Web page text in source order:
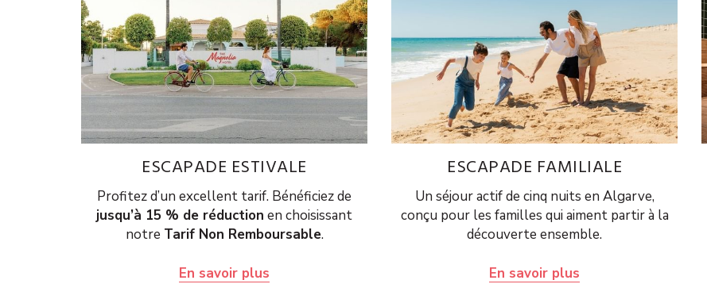
ESCAPADE ESTIVALE
Profitez d’un excellent tarif. Bénéficiez de
jusqu’à 15 % de réduction en choisissant
notre Tarif Non Remboursable.
En savoir plus
ESCAPADE FAMILIALE
Un séjour actif de cinq nuits en Algarve,
conçu pour les familles qui aiment partir à la
découverte ensemble.
En savoir plus